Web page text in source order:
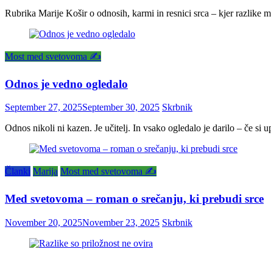
Rubrika Marije Košir o odnosih, karmi in resnici srca – kjer razlike
Most med svetovoma ✍️
Odnos je vedno ogledalo
September 27, 2025September 30, 2025 Skrbnik
Odnos nikoli ni kazen. Je učitelj. In vsako ogledalo je darilo – če si
Članki Marija Most med svetovoma ✍️
Med svetovoma – roman o srečanju, ki prebudi srce
November 20, 2025November 23, 2025 Skrbnik